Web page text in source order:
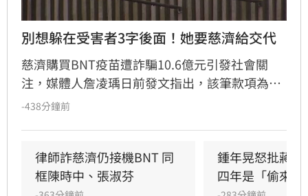
別想躲在受害者3字後面！她要慈濟給交代
慈濟購買BNT疫苗遭詐騙10.6億元引發社會關
注，媒體人詹凌瑀日前發文指出，該筆款項為支
付給掮客的「委任顧問費」，並質疑決策過程與
大白卻無人道歉。此外，詹凌瑀強調慈濟不應僅
以「受害者」自居，面對大眾捐贈的善款遭濫
-438分鐘前
律師詐慈濟仍接機BNT 同
框陳時中、張淑芬
鍾年晃怒批蔣
四年是「偷來的